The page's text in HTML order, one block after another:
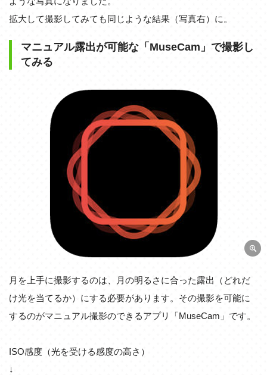
拡大して撮影してみても同じような結果（写真右）に。
マニュアル露出が可能な「MuseCam」で撮影し
てみる
月を上手に撮影するのは、月の明るさに合った露出（どれだ
け光を当てるか）にする必要があります。その撮影を可能に
するのがマニュアル撮影のできるアプリ「MuseCam」です。
ISO感度（光を受ける感度の高さ）
↓